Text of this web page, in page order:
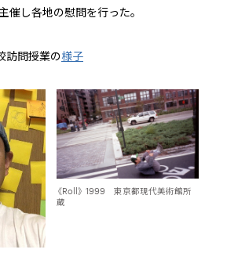
催し各地の慰問を行った。
訪問授業の様子
《Roll》 1999 東京都現代美術館所
蔵